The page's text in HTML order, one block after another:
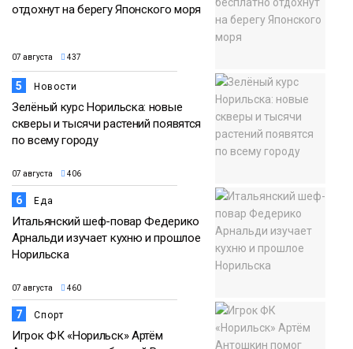
отдохнут на берегу Японского моря
07 августа 437
5 Новости
Зелёный курс Норильска: новые
скверы и тысячи растений появятся
по всему городу
07 августа 406
6 Еда
Итальянский шеф-повар Федерико
Арнальди изучает кухню и прошлое
Норильска
07 августа 460
7 Спорт
Игрок ФК «Норильск» Артём